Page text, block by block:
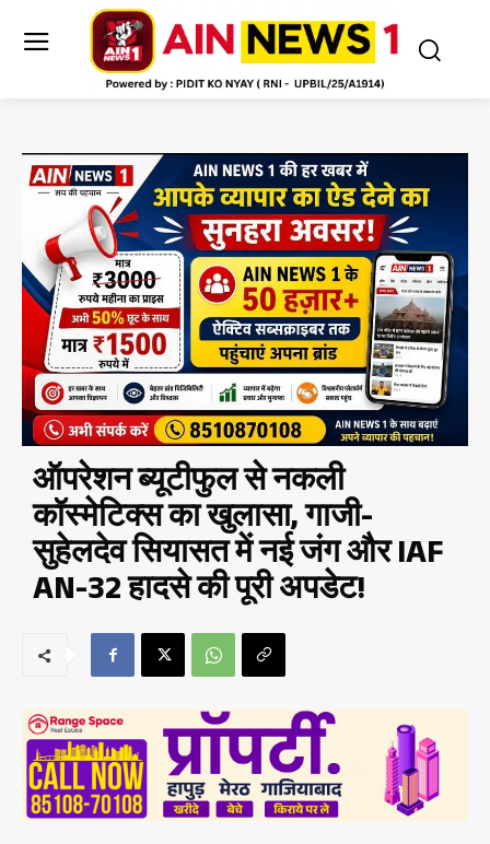
ऑपरेशन ब्यूटीफुल से नकली
कॉस्मेटिक्स का खुलासा, गाजी-
सुहेलदेव सियासत में नई जंग और IAF
AN-32 हादसे की पूरी अपडेट!